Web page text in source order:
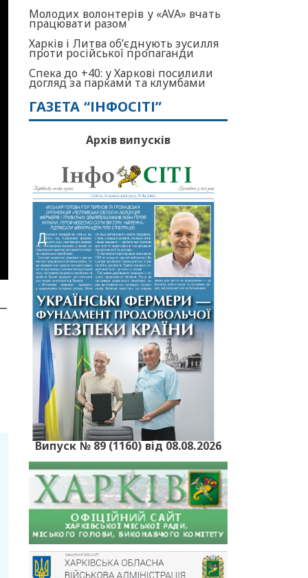
Молодих волонтерів у «AVA» вчать
працювати разом
Харків і Литва об’єднують зусилля
проти російської пропаганди
Спека до +40: у Харкові посилили
догляд за парками та клумбами
ГАЗЕТА “ІНФОСІТІ”
Архів випусків
Випуск № 89 (1160) від 08.08.2026